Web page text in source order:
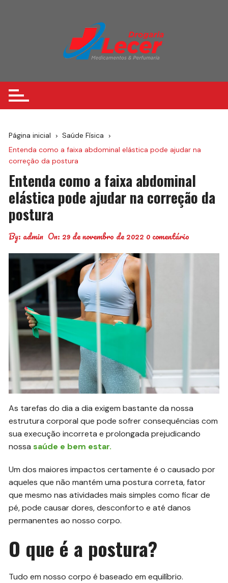
Página inicial
Saúde Física
Entenda como a faixa abdominal elástica pode ajudar na
correção da postura
Entenda como a faixa abdominal
elástica pode ajudar na correção da
postura
By: admin On: 29 de novembro de 2022 0 comentário
As tarefas do dia a dia exigem bastante da nossa
estrutura corporal que pode sofrer consequências com
sua execução incorreta e prolongada prejudicando
nossa saúde e bem estar.
Um dos maiores impactos certamente é o causado por
aqueles que não mantém uma postura correta, fator
que mesmo nas atividades mais simples como ficar de
pé, pode causar dores, desconforto e até danos
permanentes ao nosso corpo.
O que é a postura?
Tudo em nosso corpo é baseado em equilíbrio.